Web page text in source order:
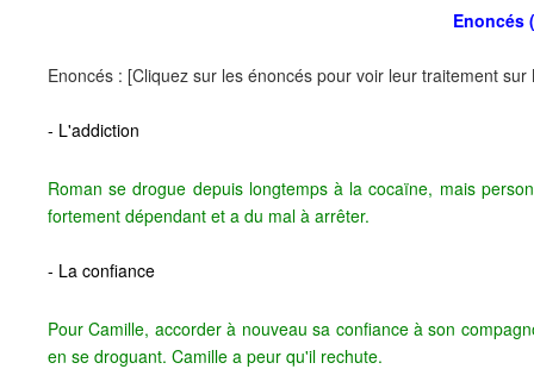
Enoncés
Enoncés : [Cliquez sur les énoncés pour voir leur traitement sur
- L'addiction
Roman se drogue depuis longtemps à la cocaïne, mais
fortement dépendant et a du mal à arrêter.
- La confiance
Pour Camille, accorder à nouveau sa confiance à son
en se droguant. Camille a peur qu'il rechute.